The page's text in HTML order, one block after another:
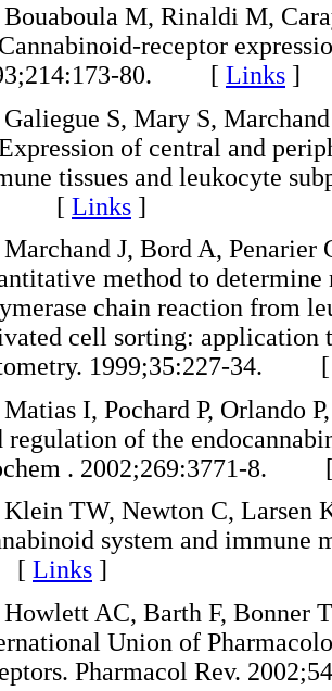
Bouaboula M, Rinaldi M,
receptor
80. [ Links ]
Galiegue S, Mary S,
of central and
tissues and leukocyte
[ Links ]
Marchand J, Bord A, Penarier
method to
chain reaction from
cell sorting: application
1999;35:227-34.
Matias I, Pochard P, Orlando
regulation of the
. 2002;269:3771-8.
Klein TW, Newton C, Larsen
system and immune
Links ]
Howlett AC, Barth F, Bonner
Union of
Pharmacol Rev.